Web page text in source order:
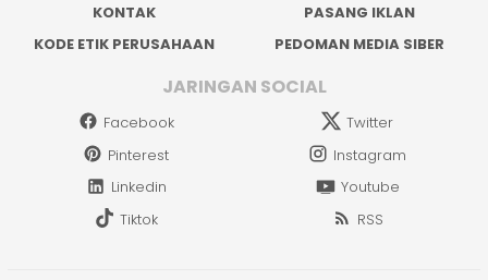
KONTAK
PASANG IKLAN
KODE ETIK PERUSAHAAN
PEDOMAN MEDIA SIBER
JARINGAN SOCIAL
Facebook
Twitter
Pinterest
Instagram
Linkedin
Youtube
Tiktok
RSS